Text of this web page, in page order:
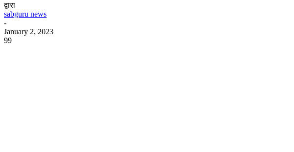
द्वारा
sabguru news
-
January 2, 2023
99